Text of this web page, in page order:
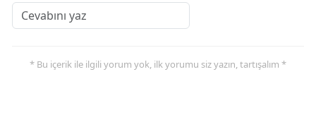
* Bu içerik ile ilgili yorum yok, ilk yorumu siz yazın, tartışalım *